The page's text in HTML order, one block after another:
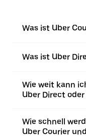
Was ist Uber
Was ist Uber
Wie weit kann
Uber Direct
Wie schnell
Uber Courier